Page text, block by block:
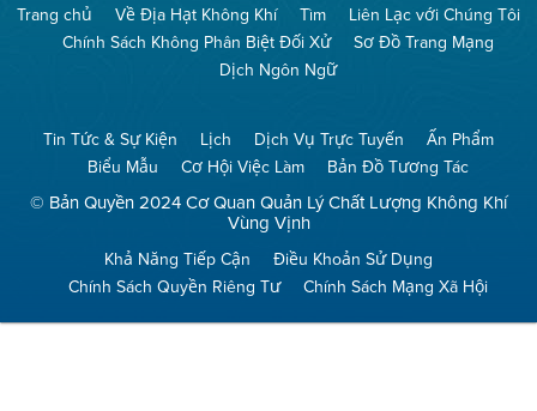
(Bảo
Toàn
Không
Khí)
No
Burn
(Không
Đốt)
Trang chủ Về Địa Hạt Không Khí Tìm
Liên Lạc với Chúng Tôi
Chính Sách Không Phân Biệt Đối Xử
Sơ Đồ Trang Mạng
Dịch Ngôn Ngữ
Tin Tức & Sự Kiện Lịch Dịch Vụ Trực Tuyến
Ấn Phẩm
Biểu Mẫu
Cơ Hội Việc Làm Bản Đồ Tương Tác
© Bản Quyền 2024 Cơ Quan Quản Lý Chất Lượng Không Khí
Vùng Vịnh
Khả Năng Tiếp Cận
Điều Khoản Sử Dụng
Chính Sách Quyền Riêng Tư
Chính Sách Mạng Xã Hội